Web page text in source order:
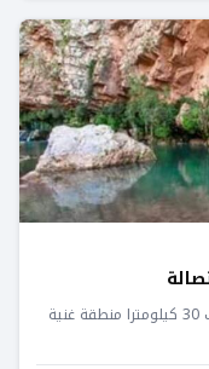
أوشراح حنصالة منطقة تبعد عن مدينة بن ملال ب 30 كيلومترا منطقة غنية